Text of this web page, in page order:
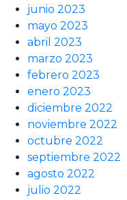
junio 2023
mayo 2023
abril 2023
marzo 2023
febrero 2023
enero 2023
diciembre 2022
noviembre 2022
octubre 2022
septiembre 2022
agosto 2022
julio 2022